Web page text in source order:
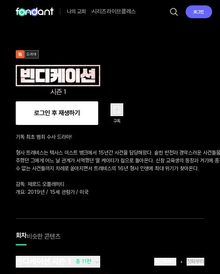
나의 교회 시리즈라이브클래스 로그인
드라마
로그인 후 재생하기
구독
기독 최초 범죄 수사 드라마!
형사 트래비스는 텍사스 이스트 뱅크에서 15년간 사건을 담당해왔다. 숱한 반전과 경악스러운 사건들
주했던 그에게 어느 날 관계가 서먹했던 딸 케이티가 집으로 돌아온다. 신참 교육생의 등장과 거기에
수 없는 사건들까지 차례로 쏟아지면서 트래비스의 16년 형사 인생에 최대 위기가 찾아온다.
감독: 재로드 오플래허티
개요: 2019년 / 15세 관람가 / 미국
회차비슷한 콘텐츠
총 11편 첫화부터